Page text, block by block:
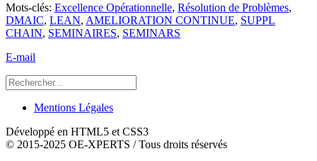
Mots-clés: Excellence Opérationnelle, Résolution de Problèmes,
DMAIC, LEAN, AMELIORATION CONTINUE, SUPPL
CHAIN, SEMINAIRES, SEMINARS
E-mail
Mentions Légales
Développé en HTML5 et CSS3
© 2015-2025 OE-XPERTS / Tous droits réservés